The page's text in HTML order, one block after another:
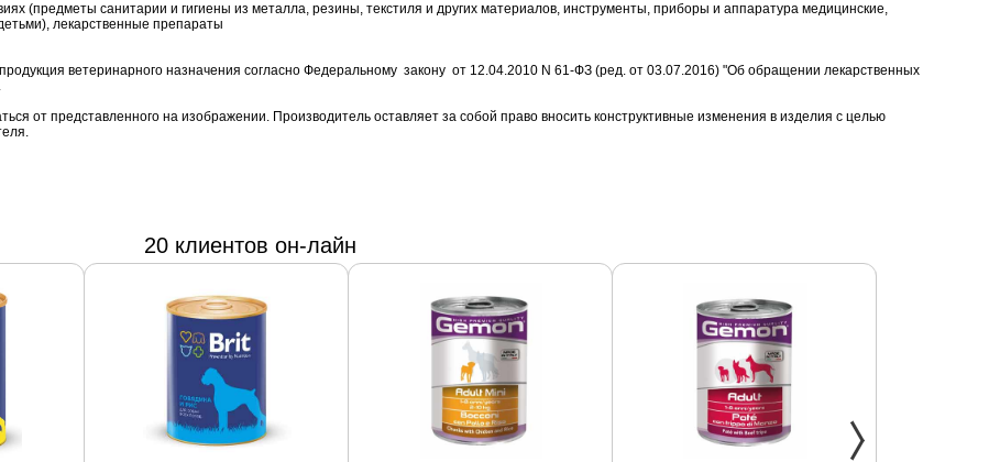
(предметы санитарии и гигиены из металла, резины, текстиля и других материалов, инструменты, приборы и аппаратура медицинские,
лекарственные препараты
ветеринарного назначения согласно Федеральному закону от 12.04.2010 N 61-ФЗ (ред. от 03.07.2016) "Об обращении лекарственных
от представленного на изображении. Производитель оставляет за собой право вносить конструктивные изменения в изделия с целью
20 клиентов он-лайн